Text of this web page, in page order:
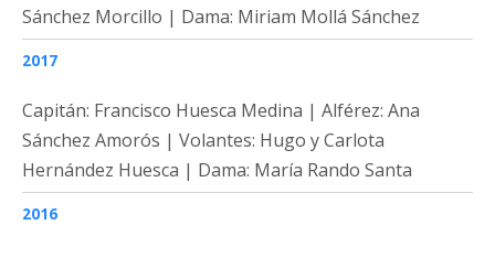
Sánchez Morcillo | Dama: Miriam Mollá Sánchez
2017
Capitán: Francisco Huesca Medina |Alférez: Ana
Sánchez Amorós | Volantes: Hugo y Carlota
Hernández Huesca | Dama: María Rando Santa
2016